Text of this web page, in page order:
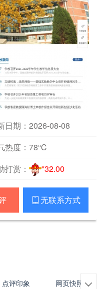
日期：2026-08-08
热度： 78℃
打赏： *32.00
 无联系方式
点评印象 网页快照 